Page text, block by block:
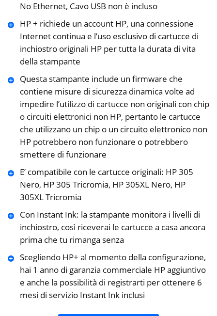
No Ethernet, Cavo USB non è incluso
HP + richiede un account HP, una connessione
Internet continua e l’uso esclusivo di cartucce di
inchiostro originali HP per tutta la durata di vita
della stampante
Questa stampante include un firmware che
contiene misure di sicurezza dinamica volte ad
impedire l’utilizzo di cartucce non originali con chip
o circuiti elettronici non HP, pertanto le cartucce
che utilizzano un chip o un circuito elettronico non
HP potrebbero non funzionare o potrebbero
smettere di funzionare
E’ compatibile con le cartucce originali: HP 305
Nero, HP 305 Tricromia, HP 305XL Nero, HP
305XL Tricromia
Con Instant Ink: la stampante monitora i livelli di
inchiostro, così riceverai le cartucce a casa ancora
prima che tu rimanga senza
Scegliendo HP+ al momento della configurazione,
hai 1 anno di garanzia commerciale HP aggiuntivo
e anche la possibilità di registrarti per ottenere 6
mesi di servizio Instant Ink inclusi